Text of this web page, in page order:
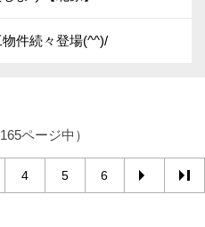
件続々登場(^^)/
ページ中）
4 5 6